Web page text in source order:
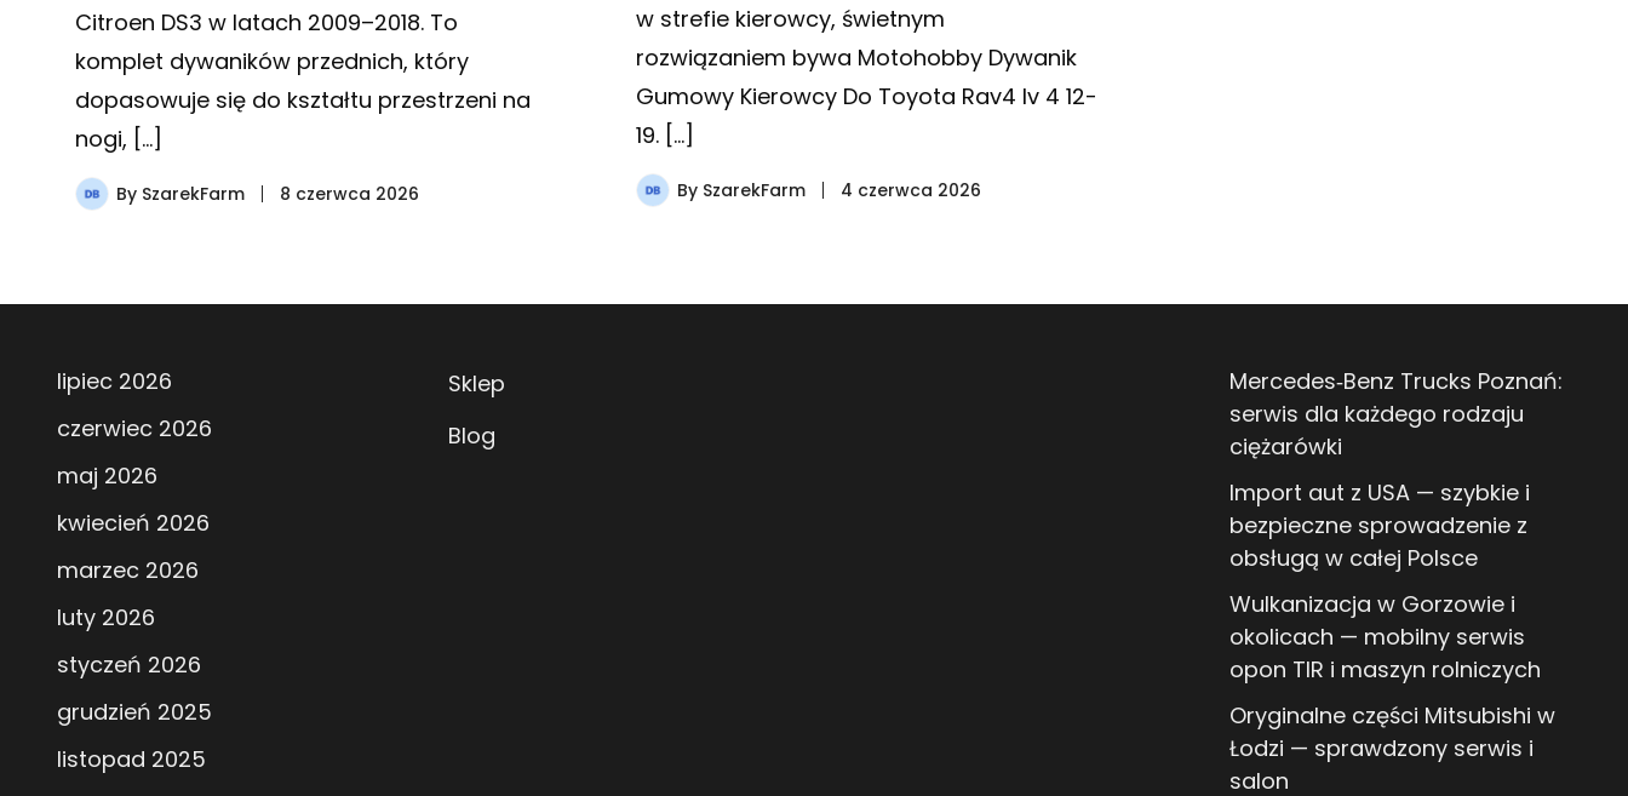
Citroen DS3 w latach 2009–2018. To
komplet dywaników przednich, który
dopasowuje się do kształtu przestrzeni na
nogi, […]
By SzarekFarm 8 czerwca 2026
w strefie kierowcy, świetnym
rozwiązaniem bywa Motohobby Dywanik
Gumowy Kierowcy Do Toyota Rav4 Iv 4 12-
19. […]
By SzarekFarm 4 czerwca 2026
lipiec 2026
czerwiec 2026
maj 2026
kwiecień 2026
marzec 2026
luty 2026
styczeń 2026
grudzień 2025
listopad 2025
Sklep
Blog
Mercedes‑Benz Trucks Poznań:
serwis dla każdego rodzaju
ciężarówki
Import aut z USA — szybkie i
bezpieczne sprowadzenie z
obsługą w całej Polsce
Wulkanizacja w Gorzowie i
okolicach — mobilny serwis
opon TIR i maszyn rolniczych
Oryginalne części Mitsubishi w
Łodzi — sprawdzony serwis i
salon